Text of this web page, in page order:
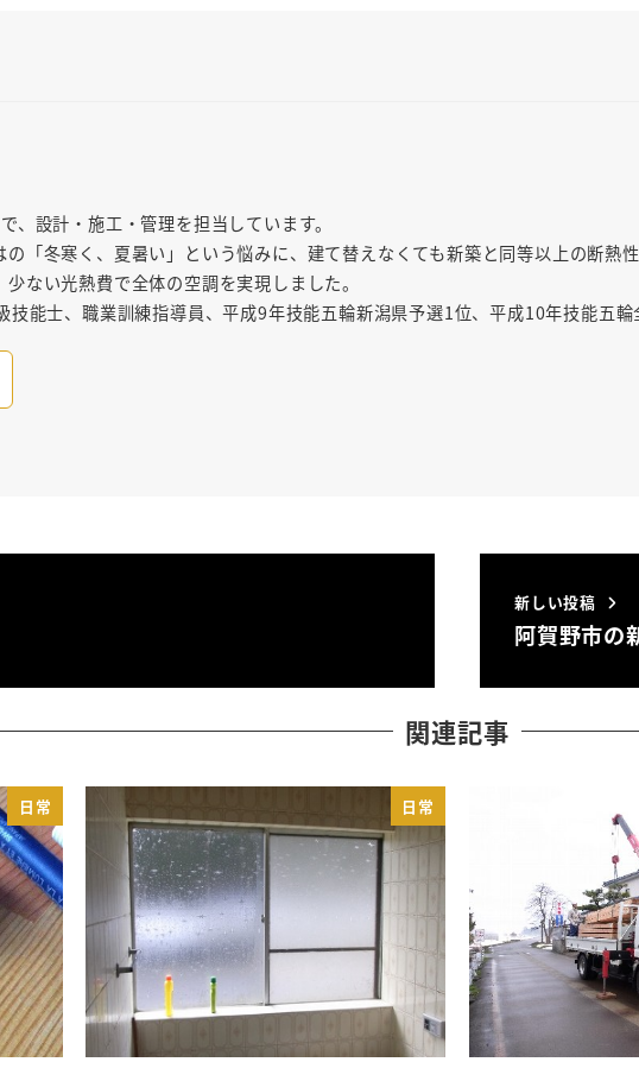
、設計・施工・管理を担当しています。
の「冬寒く、夏暑い」という悩みに、建て替えなくても新築と同等以上の断熱
ない光熱費で全体の空調を実現しました。
技能士、職業訓練指導員、平成9年技能五輪新潟県予選1位、平成10年技能五輪
新しい投稿
阿賀野市の
関連記事
日常 日常